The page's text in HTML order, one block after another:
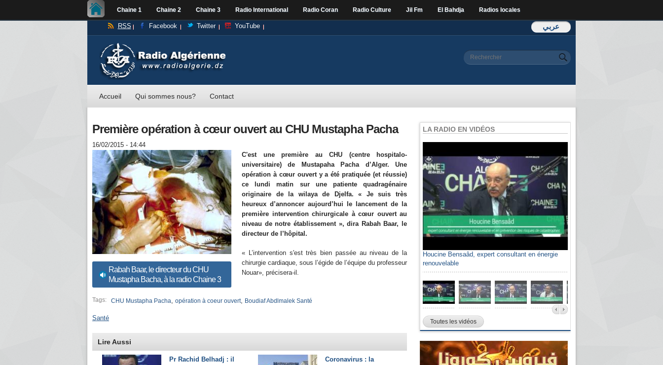
Chaine 1 Chaine 2 Chaine 3 Radio International Radio Coran Radio Culture Jil Fm El Bahdja Radios locales
عربي RSS Facebook Twitter YouTube
Formulaire de
Rechercher
Accueil Qui sommes nous? Contact
Première opération à cœur ouvert au CHU Mustapha Pacha
16/02/2015 - 14:44
Rabah Baar, le directeur du CHU
Mustapha Bacha, à la radio Chaine 3
C'est une première au CHU (centre hospitalo-
universitaire) de Mustapaha Pacha d’Alger. Une
opération à cœur ouvert y a été pratiquée (et réussie)
ce lundi matin sur une patiente quadragénaire
originaire de la wilaya de Djelfa. « Je suis très
heureux d’annoncer aujourd’hui le lancement de la
première intervention chirurgicale à cœur ouvert au
niveau de notre établissement », dira Rabah Baar, le
directeur de l’hôpital.
« L’intervention s'est très bien passée au niveau de la
chirurgie cardiaque, sous l’égide de l’équipe du professeur
Nouar», précisera-il.
Tags: CHU Mustapha Pacha, opération à coeur ouvert, Boudiaf Abdlmalek Santé
Santé
Lire Aussi
Pr Rachid Belhadj : il
Coronavirus : la
LA RADIO EN VIDÉOS
Houcine Bensaâd, expert consultant en énergie
renouvelable
Toutes les vidéos